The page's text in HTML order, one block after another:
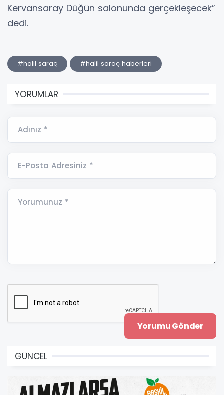
Kervansaray Düğün salonunda gerçekleşecek”
dedi.
#halil saraç #halil saraç haberleri
YORUMLAR
Adınız *
E-Posta Adresiniz *
Yorumunuz *
GÜNCEL